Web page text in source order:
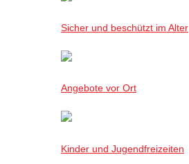
Sicher und beschützt im Alter
Angebote vor Ort
Kinder und Jugendfreizeiten